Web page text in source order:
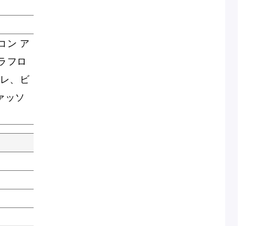
ン ア
フロ
、ビ
ッソ